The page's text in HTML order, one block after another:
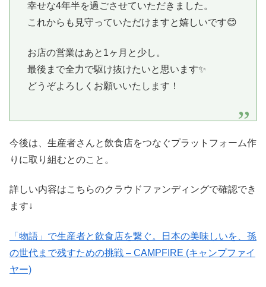
幸せな4年半を過ごさせていただきました。
これからも見守っていただけますと嬉しいです😊
お店の営業はあと1ヶ月と少し。
最後まで全力で駆け抜けたいと思います✨
どうぞよろしくお願いいたします！
今後は、生産者さんと飲食店をつなぐプラットフォーム作
りに取り組むとのこと。
詳しい内容はこちらのクラウドファンディングで確認でき
ます↓
「物語」で生産者と飲食店を繋ぐ。日本の美味しいを、孫
の世代まで残すための挑戦 – CAMPFIRE (キャンプファイ
ヤー)